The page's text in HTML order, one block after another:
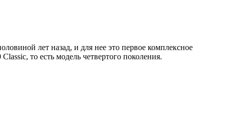
лет назад, и для нее это первое комплексное
то есть модель четвертого поколения.